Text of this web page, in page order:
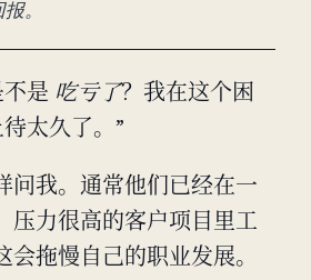
。
是 吃亏了 ？我在这个困
太久了。”
问我。通常他们已经在一
压力很高的客户项目里工
会拖慢自己的职业发展。